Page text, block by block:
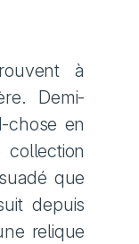
à
Demi-
chose en
collection
que
depuis
relique